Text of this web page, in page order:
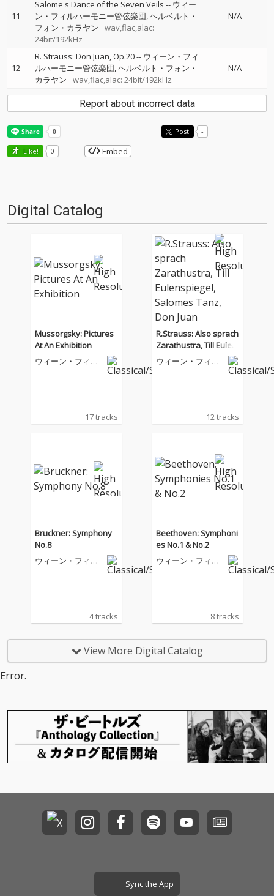
11
Salome's Dance of the Seven Veils -- ウィー
ン・フィルハーモニー管弦楽団 ヘルベルト・
フォン・カラヤン
wav,flac,alac:
24bit/192kHz
N/A
12
R. Strauss: Don Juan, Op.20-- ウィーン・フィ
ルハーモニー管弦楽団 ヘルベルト・フォン・
カラヤン
wav,flac,alac: 24bit/192kHz
N/A
Report about incorrect data
Post -
Like! 0 Embed
Digital Catalog
Mussorgsky: Pictures
At An Exhibition
ウィーン・フィル
17 tracks
R.Strauss: Also sprach
Zarathustra, Till Eulen
spiegel, Salomes Tan
z, Don Juan
ウィーン・フィル
12 tracks
Bruckner: Symphony
No.8
ウィーン・フィル
4 tracks
Beethoven: Symphoni
es No.1 & No.2
ウィーン・フィル
8 tracks
View More Digital Catalog
Error.
Sync the App